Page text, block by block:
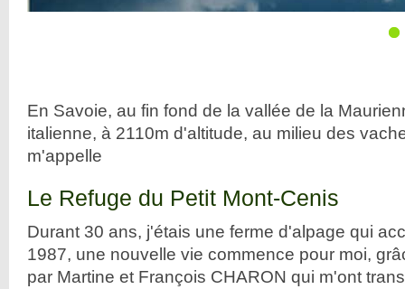
En Savoie, au fin fond de la vallée de la
italienne, à 2110m d'altitude, au milieu des
m'appelle
Le Refuge du Petit Mont-Cenis
Durant 30 ans, j'étais une ferme d'alpage qui
1987, une nouvelle vie commence pour moi,
par Martine et François CHARON qui m'ont